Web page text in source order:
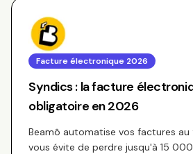
Facture électronique 2026
Syndics : la facture
obligatoire en 2026
Beamô automatise vos factures
vous évite de perdre jusqu'à 15